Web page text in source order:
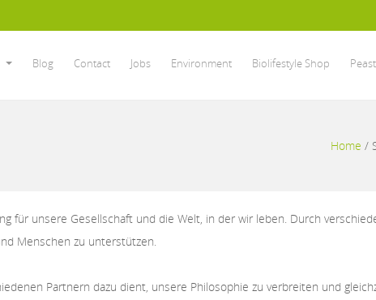
Blog Contact Jobs Environment Biolifestyle Shop
Home /
für unsere Gesellschaft und die Welt, in der wir leben. Durch
Menschen zu unterstützen.
Partnern dazu dient, unsere Philosophie zu verbreiten und